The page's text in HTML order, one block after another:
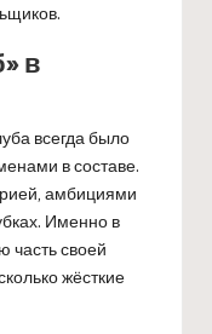
в
всегда было
в составе.
амбициями
Именно в
часть своей
жёсткие